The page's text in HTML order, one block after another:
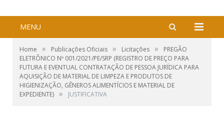
MENU
Home » Publicações Oficiais » Licitações »
PREGÃO
ELETRÔNICO Nº 001/2021/PE/SRP (REGISTRO DE PREÇO PARA
FUTURA E EVENTUAL CONTRATAÇÃO DE PESSOA JURÍDICA PARA
AQUISIÇÃO DE MATERIAL DE LIMPEZA E PRODUTOS DE
HIGIENIZAÇÃO, GÊNEROS ALIMENTÍCIOS E MATERIAL DE
EXPEDIENTE) » JUSTIFICATIVA